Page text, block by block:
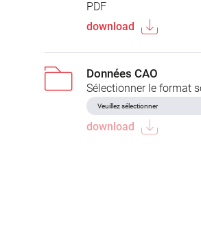
PDF
download
Données CAO
Sélectionner le format
download